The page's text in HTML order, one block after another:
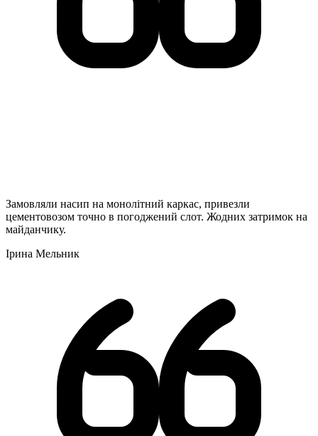
Замовляли насип на монолітний каркас, привезли
цементовозом точно в погоджений слот. Жодних затримок на
майданчику.
Ірина Мельник